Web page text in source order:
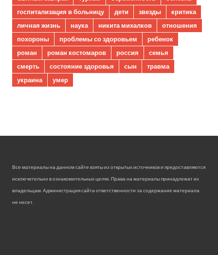
госпитализация в больницу
дети звезды
критика
личная жизнь
наука никита михалков
отношения
похороны
проблемы со здоровьем
ребенок
роман
роман костомаров россия
семья
смерть
состояние здоровья сын
травма
украина
умер
Все материалы на данном сайте взяты из открытых источников и предоставляются
исключительно в ознакомительных целях. Права на материалы принадлежат их
владельцам. Администрация сайта ответственности за содержание материала
не несет.